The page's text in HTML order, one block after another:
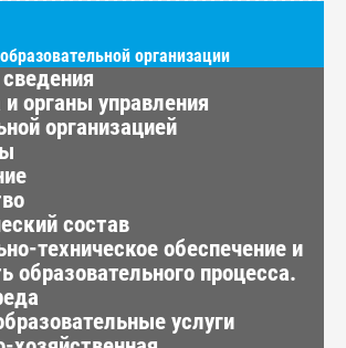
организации
и органы управления
организацией
состав
техническое обеспечение и
образовательного процесса.
услуги